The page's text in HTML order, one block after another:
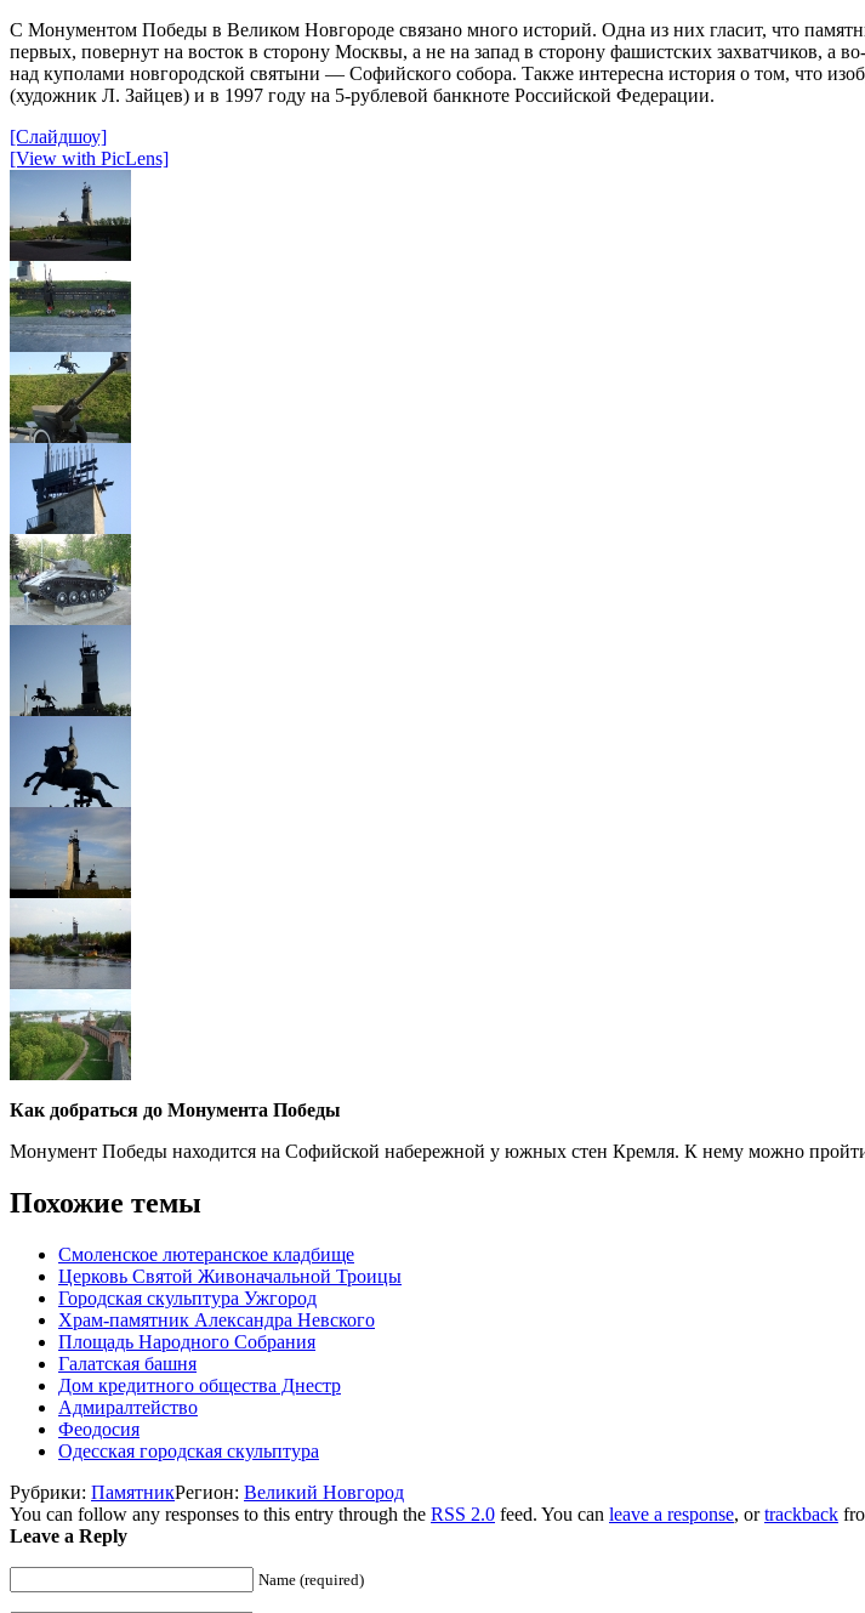
С Монументом Победы в Великом Новгороде связано много историй. Одна из них гласит, что
первых, повернут на восток в сторону Москвы, а не на запад в сторону фашистских захватчиков,
над куполами новгородской святыни — Софийского собора. Также интересна история о том, что
(художник Л. Зайцев) и в 1997 году на 5-рублевой банкноте Российской Федерации.
[Слайдшоу]
[View with PicLens]
Как добраться до Монумента Победы
Монумент Победы находится на Софийской набережной у южных стен Кремля. К нему можно
Похожие темы
Смоленское лютеранское кладбище
Церковь Святой Живоначальной Троицы
Городская скульптура Ужгород
Храм-памятник Александра Невского
Площадь Народного Собрания
Галатская башня
Дом кредитного общества Днестр
Адмиралтейство
Феодосия
Одесская городская скульптура
Рубрики: ПамятникРегион: Великий Новгород
You can follow any responses to this entry through the RSS 2.0 feed. You can leave a response, ortrackback
Leave a Reply
Name (required)